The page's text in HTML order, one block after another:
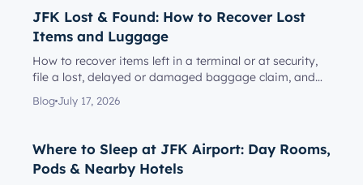
JFK Lost & Found: How to Recover Lost
Items and Luggage
How to recover items left in a terminal or at security,
file a lost, delayed or damaged baggage claim, and
reach the rig...
Blog July 17, 2026
Where to Sleep at JFK Airport: Day Rooms,
Pods & Nearby Hotels